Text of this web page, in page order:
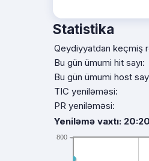
Statistika
Qeydiyyatdan keçmiş
Bu gün ümumi hit sayı:
Bu gün ümumi host
TIC yeniləməsi:
PR yeniləməsi:
Yeniləmə vaxtı: 20:20
800